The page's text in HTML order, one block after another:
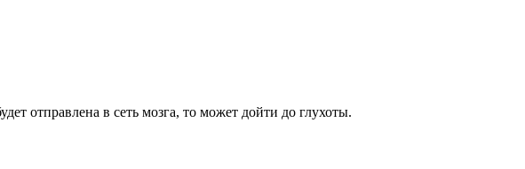
отправлена в сеть мозга, то может дойти до глухоты.